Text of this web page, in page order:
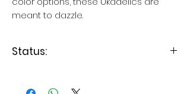
meant to dazzle.
Status: